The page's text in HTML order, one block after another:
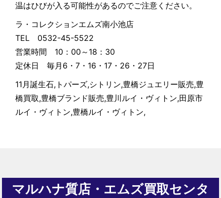
温はひびが入る可能性があるのでご注意ください。
ラ・コレクションエムズ南小池店
TEL 0532-45-5522
営業時間 10：00～18：30
定休日 毎月6・7・16・17・26・27日
11月誕生石,トパーズ,シトリン,豊橋ジュエリー販売,豊
橋買取,豊橋ブランド販売,豊川ルイ・ヴィトン,田原市
ルイ・ヴィトン,豊橋ルイ・ヴィトン,
マルハナ質店・エムズ買取センタ